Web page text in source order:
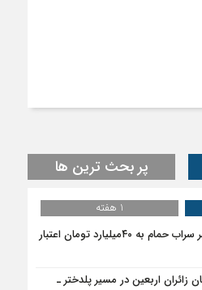
پر بحث ترین ها
1 هفته
برای احداث کانال سنگی شهر سراب حمام به ۴۰میلیارد تومان اعتبار
زائران اربعین در مسیر پلدختر ـ